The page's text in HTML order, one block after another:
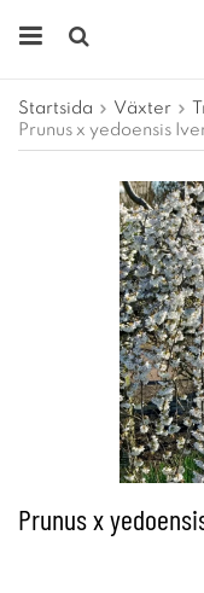
Startsida Växter
Prunus x yedoensis
Prunus x